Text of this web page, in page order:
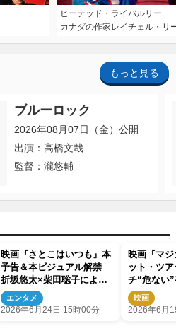
ヒーテッド・ライバルリー
カナダの作家レイチェル・リ
もっと見る
ブルーロック
2026年08月07日（金）公開
出演：高橋文哉
監督：瀧悠輔
映画『さとこはいつも』本
予告＆本ビジュアル解禁
折坂悠太×柴田聡子による
主題歌も発表
エンタメ
2026年6月24日 15時00分
映画『マ
ット・ツ
チ“危ない
た場面カ
映画
2026年6月